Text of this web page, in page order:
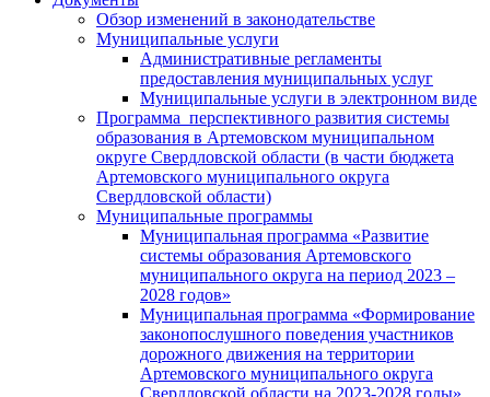
Обзор изменений в законодательстве
Муниципальные услуги
Административные регламенты
предоставления муниципальных услуг
Муниципальные услуги в электронном виде
Программа перспективного развития системы
образования в Артемовском муниципальном
округе Свердловской области (в части бюджета
Артемовского муниципального округа
Свердловской области)
Муниципальные программы
Муниципальная программа «Развитие
системы образования Артемовского
муниципального округа на период 2023 –
2028 годов»
Муниципальная программа «Формирование
законопослушного поведения участников
дорожного движения на территории
Артемовского муниципального округа